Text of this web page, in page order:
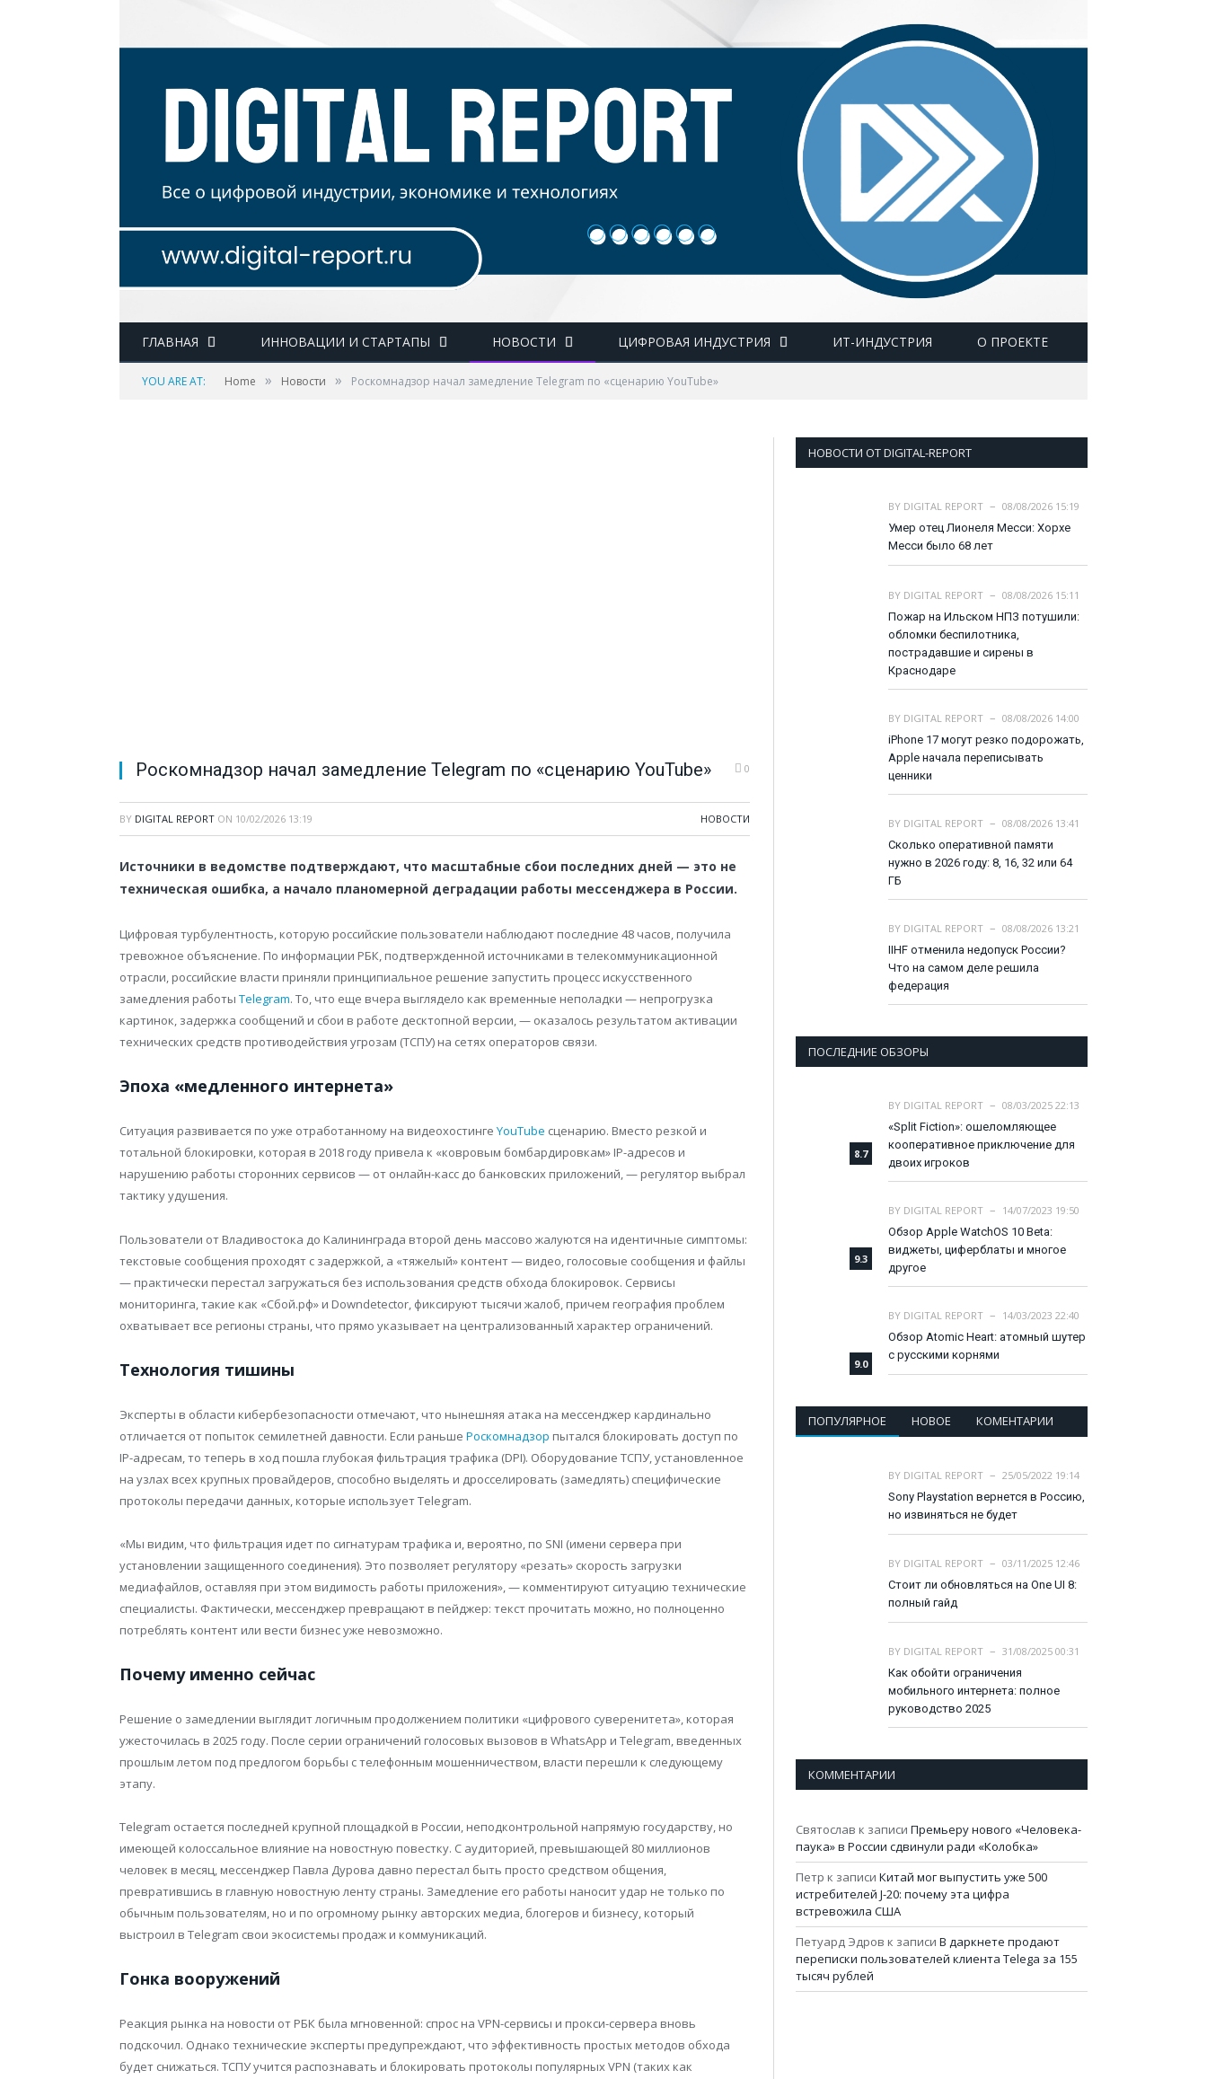
ГЛАВНАЯ ИННОВАЦИИ И СТАРТАПЫ НОВОСТИ ЦИФРОВАЯ ИНДУСТРИЯ ИТ-ИНДУСТРИЯ О ПРОЕКТЕ
YOU ARE AT: Home » Новости » Роскомнадзор начал замедление Telegram по «сценарию YouTube»
Роскомнадзор начал замедление Telegram по «сценарию YouTube» 0
BY DIGITAL REPORT ON 10/02/2026 13:19 НОВОСТИ
Источники в ведомстве подтверждают, что масштабные сбои последних дней — это не
техническая ошибка, а начало планомерной деградации работы мессенджера в России.
Цифровая турбулентность, которую российские пользователи наблюдают последние 48 часов, получила
тревожное объяснение. По информации РБК, подтвержденной источниками в телекоммуникационной
отрасли, российские власти приняли принципиальное решение запустить процесс искусственного
замедления работы Telegram. То, что еще вчера выглядело как временные неполадки — непрогрузка
картинок, задержка сообщений и сбои в работе десктопной версии, — оказалось результатом активации
технических средств противодействия угрозам (ТСПУ) на сетях операторов связи.
Эпоха «медленного интернета»
Ситуация развивается по уже отработанному на видеохостинге YouTube сценарию. Вместо резкой и
тотальной блокировки, которая в 2018 году привела к «ковровым бомбардировкам» IP-адресов и
нарушению работы сторонних сервисов — от онлайн-касс до банковских приложений, — регулятор выбрал
тактику удушения.
Пользователи от Владивостока до Калининграда второй день массово жалуются на идентичные симптомы:
текстовые сообщения проходят с задержкой, а «тяжелый» контент — видео, голосовые сообщения и файлы
— практически перестал загружаться без использования средств обхода блокировок. Сервисы
мониторинга, такие как «Сбой.рф» и Downdetector, фиксируют тысячи жалоб, причем география проблем
охватывает все регионы страны, что прямо указывает на централизованный характер ограничений.
Технология тишины
Эксперты в области кибербезопасности отмечают, что нынешняя атака на мессенджер кардинально
отличается от попыток семилетней давности. Если раньше Роскомнадзор пытался блокировать доступ по
IP-адресам, то теперь в ход пошла глубокая фильтрация трафика (DPI). Оборудование ТСПУ, установленное
на узлах всех крупных провайдеров, способно выделять и дросселировать (замедлять) специфические
протоколы передачи данных, которые использует Telegram.
«Мы видим, что фильтрация идет по сигнатурам трафика и, вероятно, по SNI (имени сервера при
установлении защищенного соединения). Это позволяет регулятору «резать» скорость загрузки
медиафайлов, оставляя при этом видимость работы приложения», — комментируют ситуацию технические
специалисты. Фактически, мессенджер превращают в пейджер: текст прочитать можно, но полноценно
потреблять контент или вести бизнес уже невозможно.
Почему именно сейчас
Решение о замедлении выглядит логичным продолжением политики «цифрового суверенитета», которая
ужесточилась в 2025 году. После серии ограничений голосовых вызовов в WhatsApp и Telegram, введенных
прошлым летом под предлогом борьбы с телефонным мошенничеством, власти перешли к следующему
этапу.
Telegram остается последней крупной площадкой в России, неподконтрольной напрямую государству, но
имеющей колоссальное влияние на новостную повестку. С аудиторией, превышающей 80 миллионов
человек в месяц, мессенджер Павла Дурова давно перестал быть просто средством общения,
превратившись в главную новостную ленту страны. Замедление его работы наносит удар не только по
обычным пользователям, но и по огромному рынку авторских медиа, блогеров и бизнесу, который
выстроил в Telegram свои экосистемы продаж и коммуникаций.
Гонка вооружений
Реакция рынка на новости от РБК была мгновенной: спрос на VPN-сервисы и прокси-сервера вновь
подскочил. Однако технические эксперты предупреждают, что эффективность простых методов обхода
будет снижаться. ТСПУ учится распознавать и блокировать протоколы популярных VPN (таких как
НОВОСТИ ОТ DIGITAL-REPORT
BY DIGITAL REPORT
08/08/2026 15:19
Умер отец Лионеля Месси: Хорхе
Месси было 68 лет
BY DIGITAL REPORT
08/08/2026 15:11
Пожар на Ильском НПЗ потушили:
обломки беспилотника,
пострадавшие и сирены в
Краснодаре
BY DIGITAL REPORT
08/08/2026 14:00
iPhone 17 могут резко подорожать,
Apple начала переписывать
ценники
BY DIGITAL REPORT
08/08/2026 13:41
Сколько оперативной памяти
нужно в 2026 году: 8, 16, 32 или 64
ГБ
BY DIGITAL REPORT
08/08/2026 13:21
IIHF отменила недопуск России?
Что на самом деле решила
федерация
ПОСЛЕДНИЕ ОБЗОРЫ
8.7
BY DIGITAL REPORT
08/03/2025 22:13
«Split Fiction»: ошеломляющее
кооперативное приключение для
двоих игроков
9.3
BY DIGITAL REPORT
14/07/2023 19:50
Обзор Apple WatchOS 10 Beta:
виджеты, циферблаты и многое
другое
9.0
BY DIGITAL REPORT
14/03/2023 22:40
Обзор Atomic Heart: атомный шутер
с русскими корнями
ПОПУЛЯРНОЕ НОВОЕ КОМЕНТАРИИ
BY DIGITAL REPORT
25/05/2022 19:14
Sony Playstation вернется в Россию,
но извиняться не будет
BY DIGITAL REPORT
03/11/2025 12:46
Стоит ли обновляться на One UI 8:
полный гайд
BY DIGITAL REPORT
31/08/2025 00:31
Как обойти ограничения
мобильного интернета: полное
руководство 2025
КОММЕНТАРИИ
Святослав к записи Премьеру нового «Человека-
паука» в России сдвинули ради «Колобка»
Петр к записи Китай мог выпустить уже 500
истребителей J-20: почему эта цифра
встревожила США
Петуард Эдров к записи В даркнете продают
переписки пользователей клиента Telega за 155
тысяч рублей